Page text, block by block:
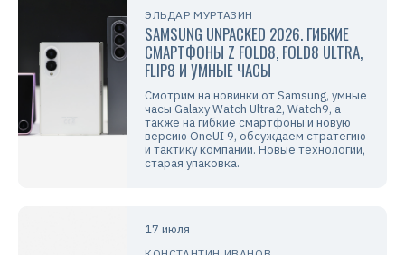
ЭЛЬДАР МУРТАЗИН
SAMSUNG UNPACKED 2026. ГИБКИЕ
СМАРТФОНЫ Z FOLD8, FOLD8 ULTRA,
FLIP8 И УМНЫЕ ЧАСЫ
Смотрим на новинки от Samsung, умные
часы Galaxy Watch Ultra2, Watch9, а
также на гибкие смартфоны и новую
версию OneUI 9, обсуждаем стратегию
и тактику компании. Новые технологии,
старая упаковка.
17 июля